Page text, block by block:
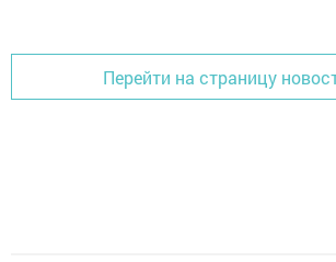
Перейти на страницу